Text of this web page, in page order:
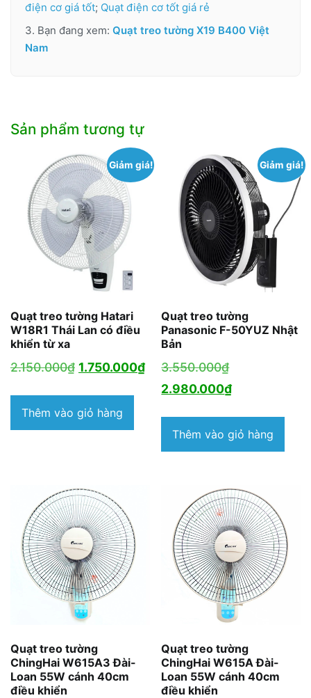
điện cơ giá tốt; Quạt điện cơ tốt giá rẻ
3. Bạn đang xem: Quạt treo tường X19 B400 Việt
Nam
Sản phẩm tương tự
Giảm giá!
Quạt treo tường Hatari
W18R1 Thái Lan có điều
khiển từ xa
2.150.000₫ Giá
là:
2.150.000₫.
1.750.000₫Giá
hiện
1.750.000₫.
Thêm vào giỏ hàng
Giảm giá!
Quạt treo tường
Panasonic F-50YUZ Nhật
Bản
3.550.000₫Giá
gốc
3.550.000₫.
2.980.000₫Giá
tại
là:
Thêm vào giỏ hàng
Quạt treo tường
ChingHai W615A3 Đài-
Loan 55W cánh 40cm
điều khiển
Quạt treo tường
ChingHai W615A Đài-
Loan 55W cánh 40cm
điều khiển